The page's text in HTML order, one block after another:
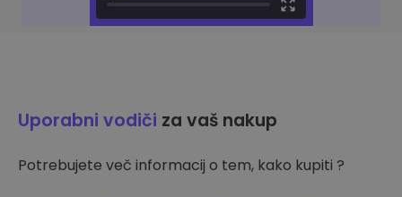
Uporabni vodiči za vaš nakup
Potrebujete več informacij o tem, kako kupiti ?